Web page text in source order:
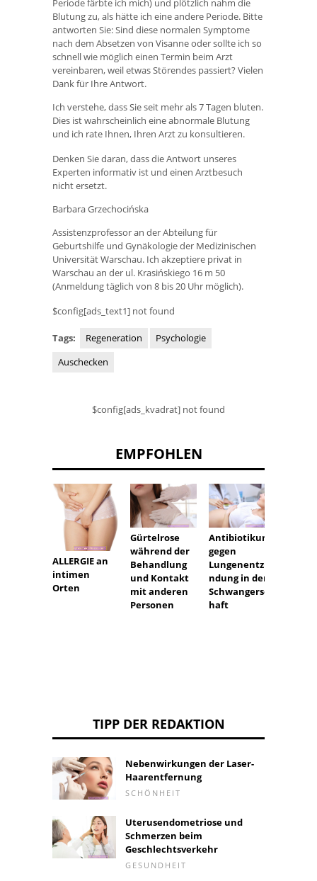
Periode färbte ich mich) und plötzlich nahm die
Blutung zu, als hätte ich eine andere Periode. Bitte
antworten Sie: Sind diese normalen Symptome
nach dem Absetzen von Visanne oder sollte ich so
schnell wie möglich einen Termin beim Arzt
vereinbaren, weil etwas Störendes passiert? Vielen
Dank für Ihre Antwort.
Ich verstehe, dass Sie seit mehr als 7 Tagen bluten.
Dies ist wahrscheinlich eine abnormale Blutung
und ich rate Ihnen, Ihren Arzt zu konsultieren.
Denken Sie daran, dass die Antwort unseres
Experten informativ ist und einen Arztbesuch
nicht ersetzt.
Barbara Grzechocińska
Assistenzprofessor an der Abteilung für
Geburtshilfe und Gynäkologie der Medizinischen
Universität Warschau. Ich akzeptiere privat in
Warschau an der ul. Krasińskiego 16 m 50
(Anmeldung täglich von 8 bis 20 Uhr möglich).
$config[ads_text1] not found
Tags: Regeneration
Psychologie
Auschecken
$config[ads_kvadrat] not found
EMPFOHLEN
ALLERGIE an
intimen
Orten
Gürtelrose
während der
Behandlung
und Kontakt
mit anderen
Personen
Antibiotikum
gegen
Lungenentzü
ndung in der
Schwangersc
haft
TIPP DER REDAKTION
Nebenwirkungen der Laser-
Haarentfernung
SCHÖNHEIT
Uterusendometriose und
Schmerzen beim
Geschlechtsverkehr
GESUNDHEIT